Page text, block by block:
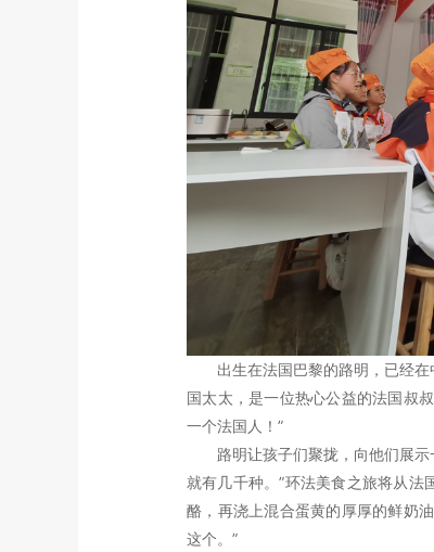
出生在法国巴黎的路明，已经在
国太太，是一位热心公益的法国叔
一个法国人！”
路明让孩子们聚拢，向他们展示
就有几千种。”环法美食之旅将从
酪，再浇上混合蛋黄的厚厚的鲜奶
这个。”